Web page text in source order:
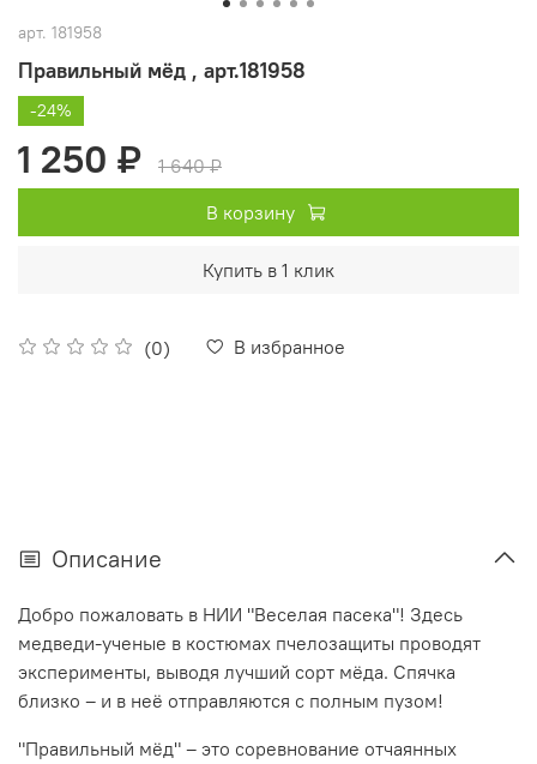
арт. 181958
Правильный мёд , арт.181958
(0) В избранное
-24%
1 250 ₽
1 640 ₽
В корзину
Купить в 1 клик
Описание
Добро пожаловать в НИИ "Веселая пасека"! Здесь
медведи-ученые в костюмах пчелозащиты проводят
эксперименты, выводя лучший сорт мёда. Спячка
близко – и в неё отправляются с полным пузом!
"Правильный мёд" – это соревнование отчаянных